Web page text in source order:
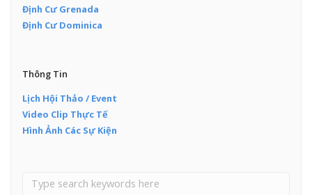
Định Cư Grenada
Định Cư Dominica
Thông Tin
Lịch Hội Thảo / Event
Video Clip Thực Tế
Hình Ảnh Các Sự Kiện